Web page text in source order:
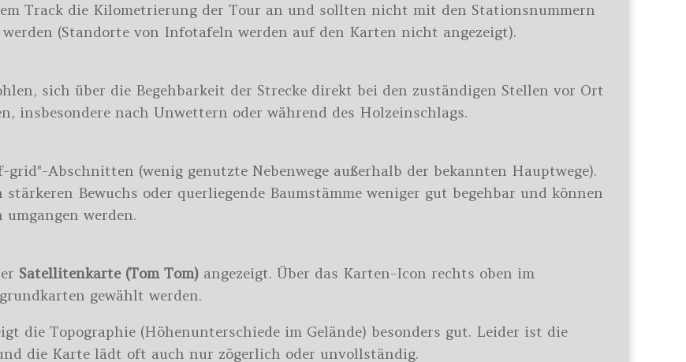
Track die Kilometrierung der Tour an und sollten nicht mit den Stationsnummern
(Standorte von Infotafeln werden auf den Karten nicht angezeigt).
sich über die Begehbarkeit der Strecke direkt bei den zuständigen Stellen vor Ort
insbesondere nach Unwettern oder während des Holzeinschlags.
Abschnitten (wenig genutzte Nebenwege außerhalb der bekannten Hauptwege).
Bewuchs oder querliegende Baumstämme weniger gut begehbar und können
werden.
Satellitenkarte (Tom Tom) angezeigt. Über das Karten-Icon rechts oben im
gewählt werden.
die Topographie (Höhenunterschiede im Gelände) besonders gut. Leider ist die
die Karte lädt oft auch nur zögerlich oder unvollständig.